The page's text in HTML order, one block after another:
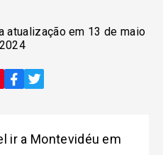
atualização em 13 de maio
ir a Montevidéu em